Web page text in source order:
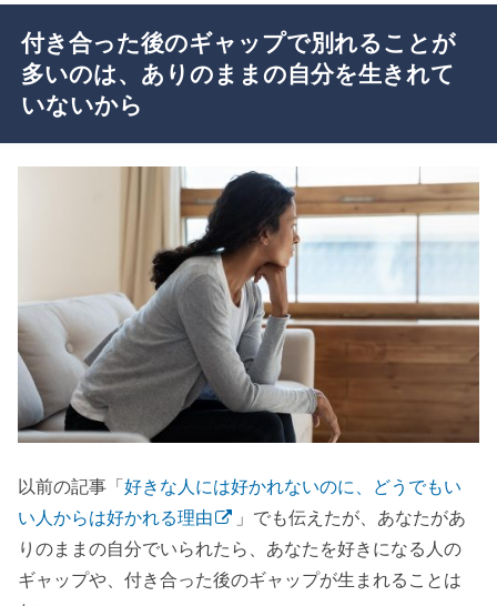
付き合った後のギャップで別れることが
多いのは、ありのままの自分を生きれて
いないから
以前の記事「好きな人には好かれないのに、どうでもい
い人からは好かれる理由
」でも伝えたが、あなたがあ
りのままの自分でいられたら、あなたを好きになる人の
ギャップや、付き合った後のギャップが生まれることは